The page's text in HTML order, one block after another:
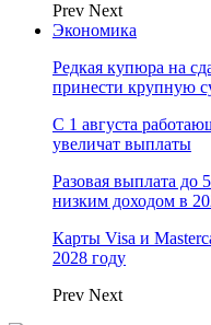
Prev Next
Экономика
Редкая купюра на
принести крупную
С 1 августа
увеличат выплаты
Разовая выплата до
низким доходом в
Карты Visa и
2028 году
Prev Next